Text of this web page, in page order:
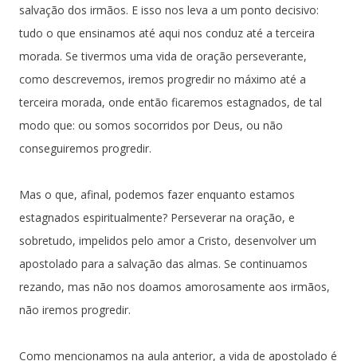
salvação dos irmãos. E isso nos leva a um ponto decisivo:
tudo o que ensinamos até aqui nos conduz até a terceira
morada. Se tivermos uma vida de oração perseverante,
como descrevemos, iremos progredir no máximo até a
terceira morada, onde então ficaremos estagnados, de tal
modo que: ou somos socorridos por Deus, ou não
conseguiremos progredir.
Mas o que, afinal, podemos fazer enquanto estamos
estagnados espiritualmente? Perseverar na oração, e
sobretudo, impelidos pelo amor a Cristo, desenvolver um
apostolado para a salvação das almas. Se continuamos
rezando, mas não nos doamos amorosamente aos irmãos,
não iremos progredir.
Como mencionamos na aula anterior, a vida de apostolado é